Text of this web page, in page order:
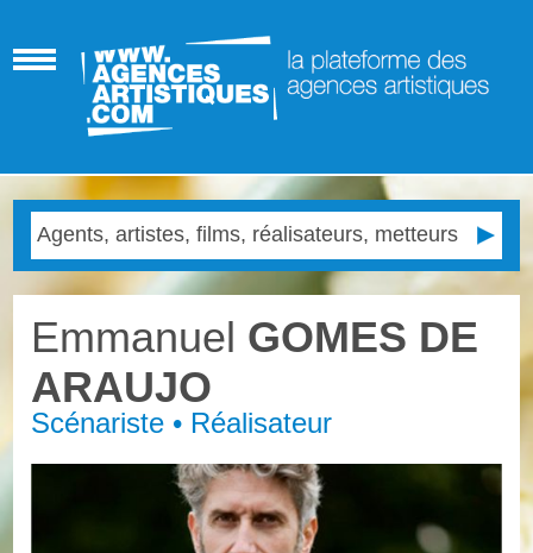
Emmanuel GOMES DE
ARAUJO
Scénariste • Réalisateur